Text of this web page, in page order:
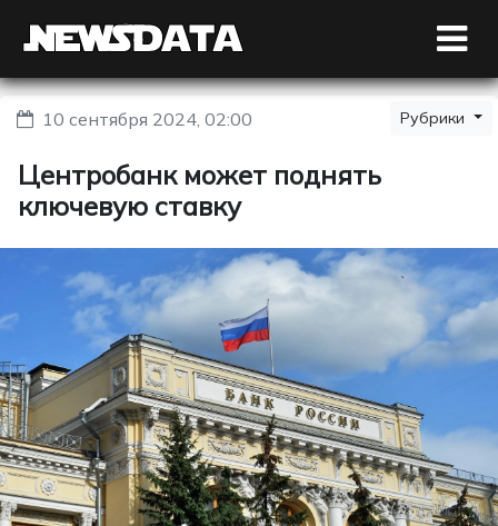
10 сентября 2024, 02:00 Рубрики
Центробанк может поднять
ключевую ставку